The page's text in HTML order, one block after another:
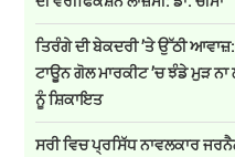
ਤਿਰੰਗੇ ਦੀ ਬੇਕਦਰੀ ’ਤੇ ਉੱਠੀ
ਟਾਊਨ ਗੋਲ ਮਾਰਕੀਟ ’ਚ ਝੰਡੇ ਮੁੜ
ਨੂੰ ਸ਼ਿਕਾਇਤ
ਸਰੀ ਵਿਚ ਪ੍ਰਸਿੱਧ ਨਾਵਲਕਾਰ